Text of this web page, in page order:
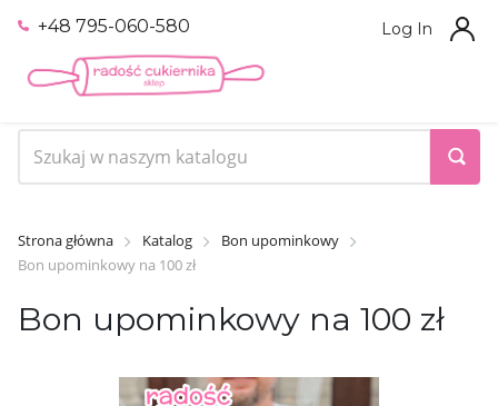
+48 795-060-580 Log In
Strona główna Katalog
Bon upominkowy
Bon upominkowy na 100 zł
Bon upominkowy na 100 zł